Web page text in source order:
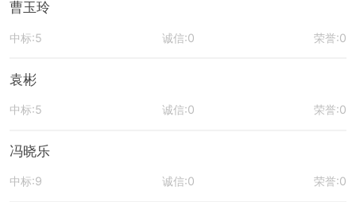
曹玉玲
中标:5 诚信:0 荣誉:0
袁彬
中标:5 诚信:0 荣誉:0
冯晓乐
中标:9 诚信:0 荣誉:0